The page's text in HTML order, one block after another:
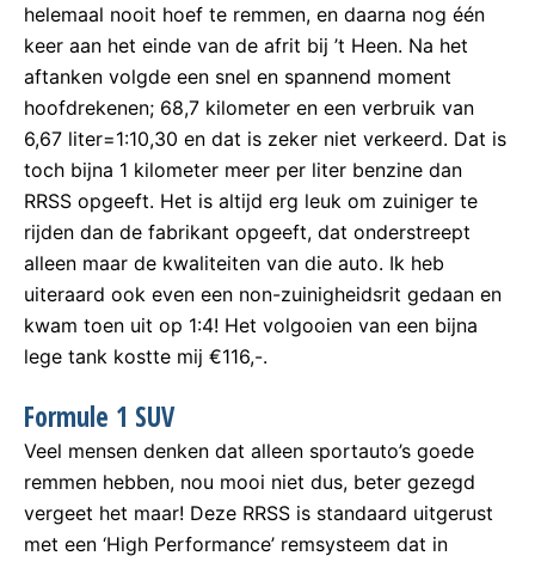
helemaal nooit hoef te remmen, en daarna nog één
keer aan het einde van de afrit bij ’t Heen. Na het
aftanken volgde een snel en spannend moment
hoofdrekenen; 68,7 kilometer en een verbruik van
6,67 liter=1:10,30 en dat is zeker niet verkeerd. Dat is
toch bijna 1 kilometer meer per liter benzine dan
RRSS opgeeft. Het is altijd erg leuk om zuiniger te
rijden dan de fabrikant opgeeft, dat onderstreept
alleen maar de kwaliteiten van die auto. Ik heb
uiteraard ook even een non-zuinigheidsrit gedaan en
kwam toen uit op 1:4! Het volgooien van een bijna
lege tank kostte mij €116,-.
Formule 1 SUV
Veel mensen denken dat alleen sportauto’s goede
remmen hebben, nou mooi niet dus, beter gezegd
vergeet het maar! Deze RRSS is standaard uitgerust
met een ‘High Performance’ remsysteem dat in